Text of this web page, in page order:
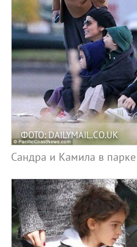
ФОТО: DAILYMAIL.CO.UK
Сандра и Камила в парке